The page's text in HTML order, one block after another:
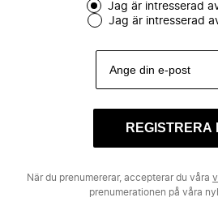
Jag är intresserad
Jag är intresserad
REGISTRERA
När du prenumererar, accepterar du våra
prenumerationen på våra